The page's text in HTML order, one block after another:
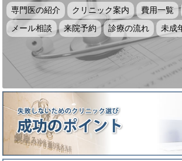
専門医の紹介 クリニック案内 費用一覧
メール相談
来院予約 診療の流れ 未成